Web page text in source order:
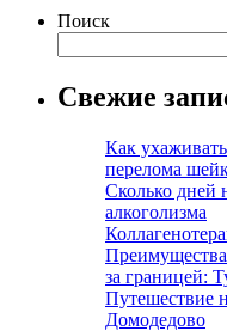
Поиск
Свежие
Как
перелома
Сколько дней
алкоголизма
за границей:
Путешествие
Домодедово